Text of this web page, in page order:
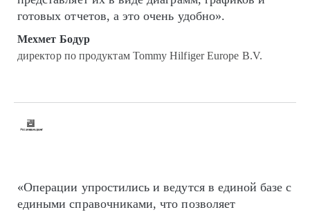
готовых отчетов, а это очень удобно».
Мехмет Бодур
директор по продуктам Tommy Hilfiger Europe B.V.
«Операции упростились и ведутся в единой базе с
едиными справочниками, что позволяет